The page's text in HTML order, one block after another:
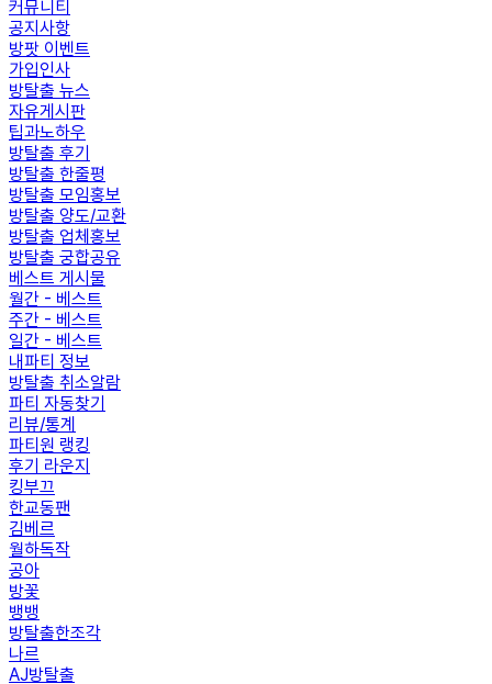
커뮤니티
공지사항
방팟 이벤트
가입인사
방탈출 뉴스
자유게시판
팁과노하우
방탈출 후기
방탈출 한줄평
방탈출 모임홍보
방탈출 양도/교환
방탈출 업체홍보
방탈출 궁합공유
베스트 게시물
월간 - 베스트
주간 - 베스트
일간 - 베스트
내파티 정보
방탈출 취소알람
파티 자동찾기
리뷰/통계
파티원 랭킹
후기 라운지
킹부끄
한교동팬
김베르
월하독작
공아
방꽃
뱅뱅
방탈출한조각
나르
AJ방탈출